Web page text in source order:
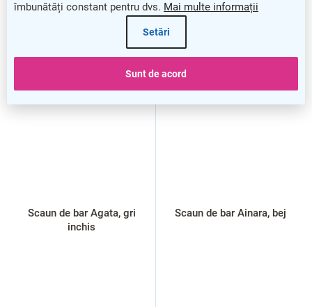
îmbunătăți constant pentru dvs. Mai multe informații
Setări
Sunt de acord
Scaun de bar Agata, gri
inchis
Scaun de bar Ainara, bej